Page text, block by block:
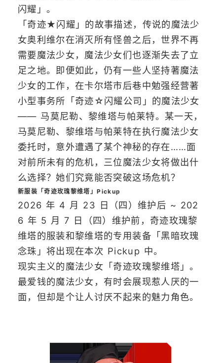
闪耀」。
「奇迹★闪耀」的故事描述，传说的魔法少
女奥利维尔在消灭所有怪兽之后，世界不再
需要魔法少女，魔法少女们也逐渐失去了立
足之地。即便如此，仍有一些人坚持著魔法
少女的工作，在卡尔塔市后巷中勉强经营著
小型事务所「奇迹☆闪耀公司」的魔法少女
—— 马莫尼勒、黎维塔与帕莱特。某一天，
马莫尼勒、黎维塔与帕莱特在执行魔法少女
委托时，意外遭遇了某个神秘的存在……面
对前所未有的危机，三位魔法少女将做出什
么选择？她们究竟能否突破这场危机？
新服装「奇迹玫瑰黎维塔」Pickup
2026 年 4 月 23 日（四）维护后 ~ 202
6 年 5 月 7 日（四）维护前，奇迹玫瑰黎
维塔的服装和黎维塔的专用装备「黑暗玫瑰
念珠」将出现在本次 Pickup 中。
现实主义的魔法少女「奇迹玫瑰黎维塔」。
最爱钱的魔法少女，有时会展现惹人厌的一
面，但却是个让人讨厌不起来的魅力角色。